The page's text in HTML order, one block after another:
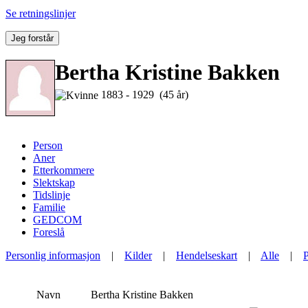
Se retningslinjer
Jeg forstår
Bertha Kristine Bakken
1883 - 1929 (45 år)
Person
Aner
Etterkommere
Slektskap
Tidslinje
Familie
GEDCOM
Foreslå
Personlig informasjon | Kilder| Hendelseskart| Alle |
Navn Bertha Kristine Bakken